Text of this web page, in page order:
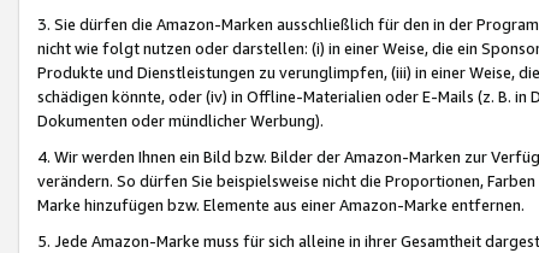
3. Sie dürfen die Amazon-Marken ausschließlich für den in der
nicht wie folgt nutzen oder darstellen: (i) in einer Weise, die ein
Produkte und Dienstleistungen zu verunglimpfen, (iii) in einer Weise,
schädigen könnte, oder (iv) in Offline-Materialien oder E-Mails (z. B. in
Dokumenten oder mündlicher Werbung).
4. Wir werden Ihnen ein Bild bzw. Bilder der Amazon-Marken zur
verändern. So dürfen Sie beispielsweise nicht die Proportionen,
Marke hinzufügen bzw. Elemente aus einer Amazon-Marke entfernen.
5. Jede Amazon-Marke muss für sich alleine in ihrer Gesamtheit